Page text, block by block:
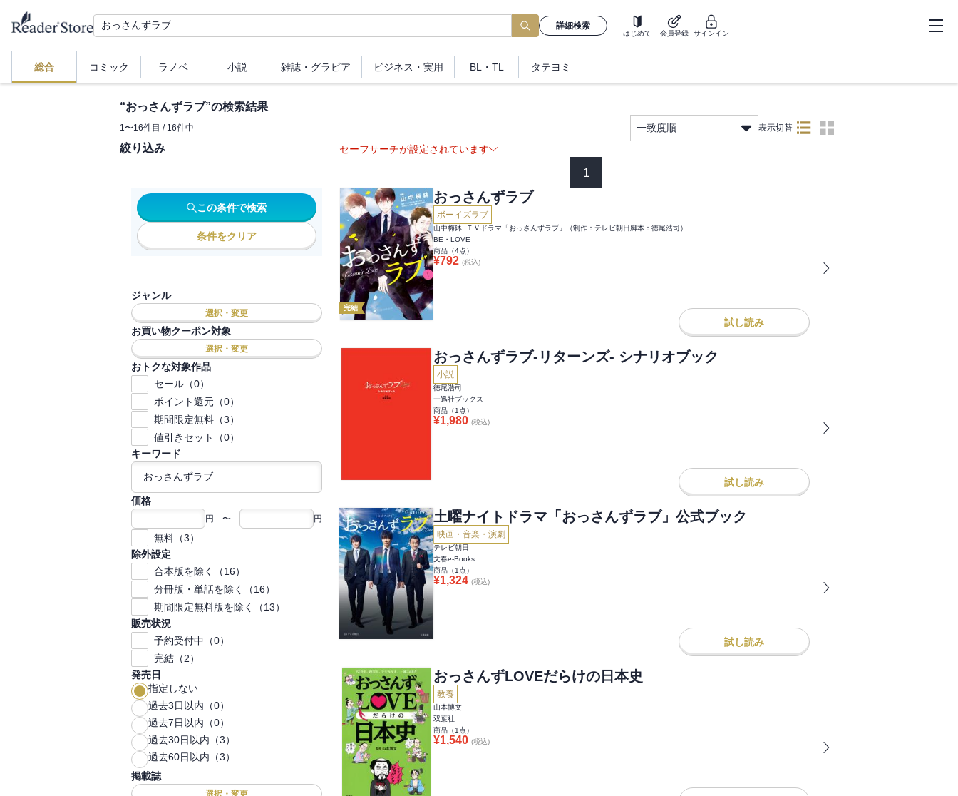
詳細検索
はじめて 会員登録 サインイン
総合 コミック ラノベ 小説 雑誌・ グラビア ビジネス ・実用 BL・TL タテヨミ
“おっさんずラブ”の検索結果
1〜16件目 / 16件中 一致度順 表示切替
絞り込み
この条件で検索
条件をクリア
ジャンル
選択・変更
お買い物クーポン対象
選択・変更
おトクな対象作品
セール（0）
ポイント還元（0）
期間限定無料（3）
値引きセット（0）
キーワード
価格
円 〜 円
無料（3）
除外設定
合本版を除く（16）
分冊版・単話を除く（16）
期間限定無料版を除く（13）
販売状況
予約受付中（0）
完結（2）
発売日
指定しない
過去3日以内（0）
過去7日以内（0）
過去30日以内（3）
過去60日以内（3）
掲載誌
選択・変更
セーフサーチが設定されています
1
完結
おっさんずラブ
ボーイズラブ
山中梅鉢, ＴＶドラマ「おっさんずラブ」（制作：テレビ朝日脚本：徳尾浩司）
BE・LOVE
商品（4点）
¥792 (税込)
試し読み
おっさんずラブ-リターンズ- シナリオブック
小説
徳尾浩司
一迅社ブックス
商品（1 点）
¥1,980 (税込)
試し読み
土曜ナイトドラマ「おっさんずラブ」公式ブック
映画・音楽・演劇
テレビ朝日
文春e-Books
商品（1 点）
¥1,324 (税込)
試し読み
おっさんずLOVEだらけの日本史
教養
山本博文
双葉社
商品（1 点）
¥1,540 (税込)